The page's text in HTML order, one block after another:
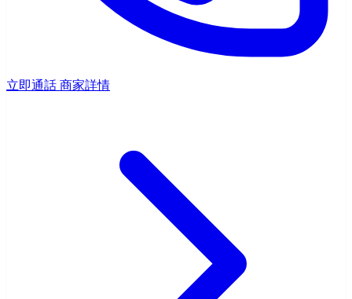
立即通話 商家詳情